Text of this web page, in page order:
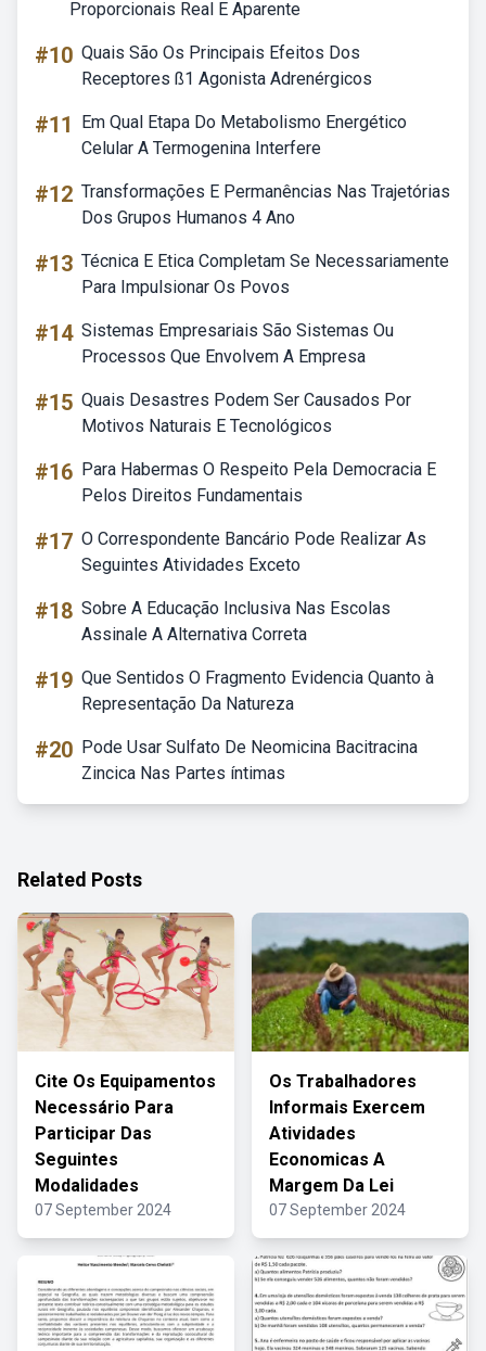
Proporcionais Real E Aparente
#10 Quais São Os Principais Efeitos Dos
Receptores ß1 Agonista Adrenérgicos
#11
Em Qual Etapa Do Metabolismo Energético
Celular A Termogenina Interfere
#12 Transformações E Permanências Nas Trajetórias
Dos Grupos Humanos 4 Ano
#13 Técnica E Etica Completam Se Necessariamente
Para Impulsionar Os Povos
#14 Sistemas Empresariais São Sistemas Ou
Processos Que Envolvem A Empresa
#15 Quais Desastres Podem Ser Causados Por
Motivos Naturais E Tecnológicos
#16 Para Habermas O Respeito Pela Democracia E
Pelos Direitos Fundamentais
#17 O Correspondente Bancário Pode Realizar As
Seguintes Atividades Exceto
#18 Sobre A Educação Inclusiva Nas Escolas
Assinale A Alternativa Correta
#19 Que Sentidos O Fragmento Evidencia Quanto à
Representação Da Natureza
#20 Pode Usar Sulfato De Neomicina Bacitracina
Zincica Nas Partes íntimas
Related Posts
Cite Os Equipamentos
Necessário Para
Participar Das
Seguintes
Modalidades
07 September 2024
Os Trabalhadores
Informais Exercem
Atividades
Economicas A
Margem Da Lei
07 September 2024